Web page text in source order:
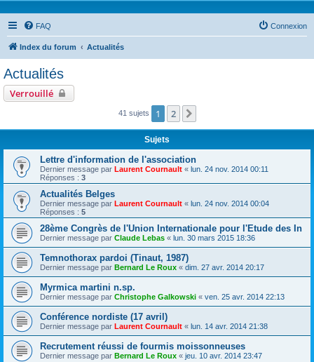
FAQ Connexion
Index du forum Actualités
Actualités
Verrouillé
41 sujets 1 2
Sujets
Lettre d'information de l'association
Dernier message par Laurent Cournault « lun. 24 nov. 2014 00:11
Réponses : 3
Actualités Belges
Dernier message par Laurent Cournault « lun. 24 nov. 2014 00:04
Réponses : 5
28ème Congrès de l'Union Internationale pour l'Etude des In
Dernier message par Claude Lebas « lun. 30 mars 2015 18:36
Temnothorax pardoi (Tinaut, 1987)
Dernier message par Bernard Le Roux « dim. 27 avr. 2014 20:17
Myrmica martini n.sp.
Dernier message par Christophe Galkowski « ven. 25 avr. 2014 22:13
Conférence nordiste (17 avril)
Dernier message par Laurent Cournault « lun. 14 avr. 2014 21:38
Recrutement réussi de fourmis moissonneuses
Dernier message par Bernard Le Roux « jeu. 10 avr. 2014 23:47